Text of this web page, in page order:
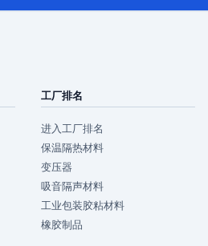
工厂排名
进入工厂排名
保温隔热材料
变压器
吸音隔声材料
工业包装胶粘材料
橡胶制品